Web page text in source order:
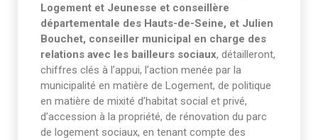
Logement et Jeunesse et conseillère
départementale des Hauts-de-Seine, et Julien
Bouchet, conseiller municipal en charge des
relations avec les bailleurs sociaux, détailleront,
chiffres clés à l’appui, l’action menée par la
municipalité en matière de Logement, de politique
en matière de mixité d’habitat social et privé,
d’accession à la propriété, de rénovation du parc
de logement sociaux, en tenant compte des